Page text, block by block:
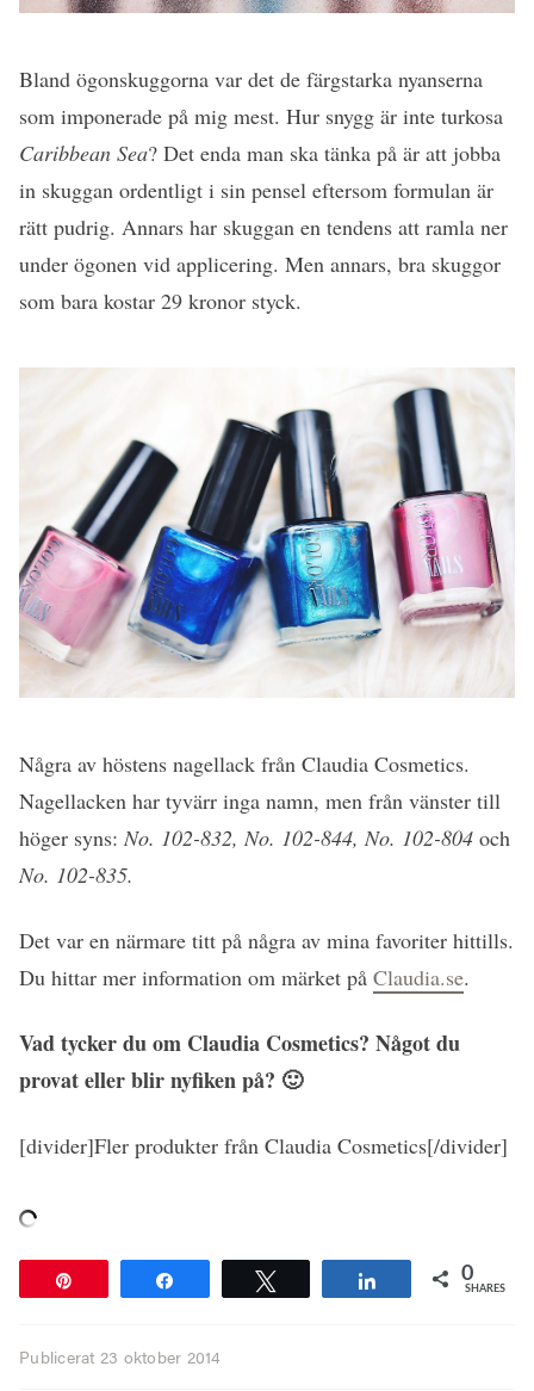
Bland ögonskuggorna var det de färgstarka nyanserna
som imponerade på mig mest. Hur snygg är inte turkosa
Caribbean Sea? Det enda man ska tänka på är att jobba
in skuggan ordentligt i sin pensel eftersom formulan är
rätt pudrig. Annars har skuggan en tendens att ramla ner
under ögonen vid applicering. Men annars, bra skuggor
som bara kostar 29 kronor styck.
Några av höstens nagellack från Claudia Cosmetics.
Nagellacken har tyvärr inga namn, men från vänster till
höger syns: No. 102-832, No. 102-844, No. 102-804 och
No. 102-835.
Det var en närmare titt på några av mina favoriter hittills.
Du hittar mer information om märket på Claudia.se.
Vad tycker du om Claudia Cosmetics? Något du
provat eller blir nyfiken på? 🙂
[divider]Fler produkter från Claudia Cosmetics[/divider]
Share 0
SHARES
Publicerat 23 oktober 2014